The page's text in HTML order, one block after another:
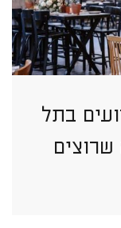
בתל
שרוצים